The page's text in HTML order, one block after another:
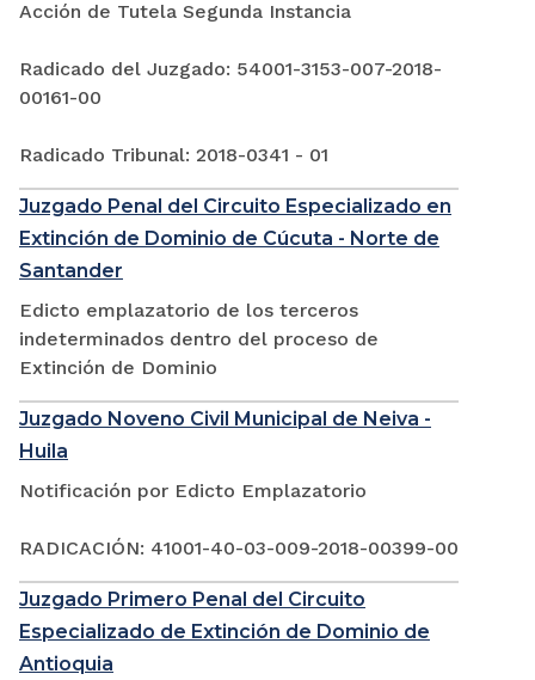
Acción de Tutela Segunda Instancia
Radicado del Juzgado: 54001-3153-007-2018-
00161-00
Radicado Tribunal: 2018-0341 - 01
Juzgado Penal del Circuito Especializado en
Extinción de Dominio de Cúcuta - Norte de
Santander
Edicto emplazatorio de los terceros
indeterminados dentro del proceso de
Extinción de Dominio
Juzgado Noveno Civil Municipal de Neiva -
Huila
Notificación por Edicto Emplazatorio
RADICACIÓN: 41001-40-03-009-2018-00399-00
Juzgado Primero Penal del Circuito
Especializado de Extinción de Dominio de
Antioquia